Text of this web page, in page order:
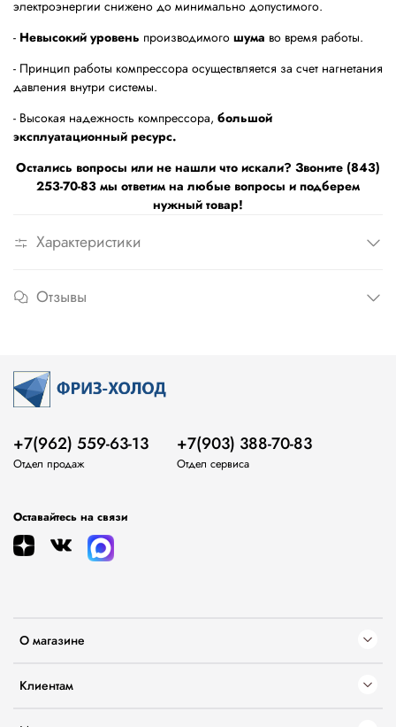
электроэнергии снижено до минимально допустимого.
- Невысокий уровень производимого шума во время работы.
- Принцип работы компрессора осуществляется за счет нагнетания
давления внутри системы.
- Высокая надежность компрессора, большой
эксплуатационный ресурс.
Остались вопросы или не нашли что искали? Звоните (843)
253-70-83 мы ответим на любые вопросы и подберем
нужный товар!
Характеристики
Отзывы
О магазине
Клиентам
+7(962) 559-63-13
Отдел продаж
+7(903) 388-70-83
Отдел сервиса
Оставайтесь на связи